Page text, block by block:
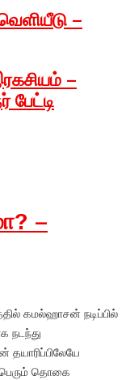
–
–
–
கமல்ஹாசன் நடிப்பில்
நடந்து
தொகை